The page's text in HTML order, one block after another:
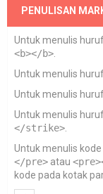
PENULISAN
Untuk menulis
<b></b>.
Untuk menulis
Untuk menulis
Untuk menulis
</strike>.
Untuk menulis
</pre> atau
kode pada kotak